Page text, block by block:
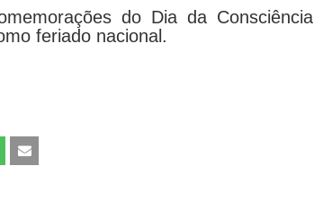
do Dia da Consciência
feriado nacional.